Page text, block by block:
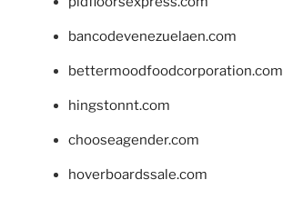
bancodevenezuelaen.com
bettermoodfoodcorporation.com
hingstonnt.com
chooseagender.com
hoverboardssale.com